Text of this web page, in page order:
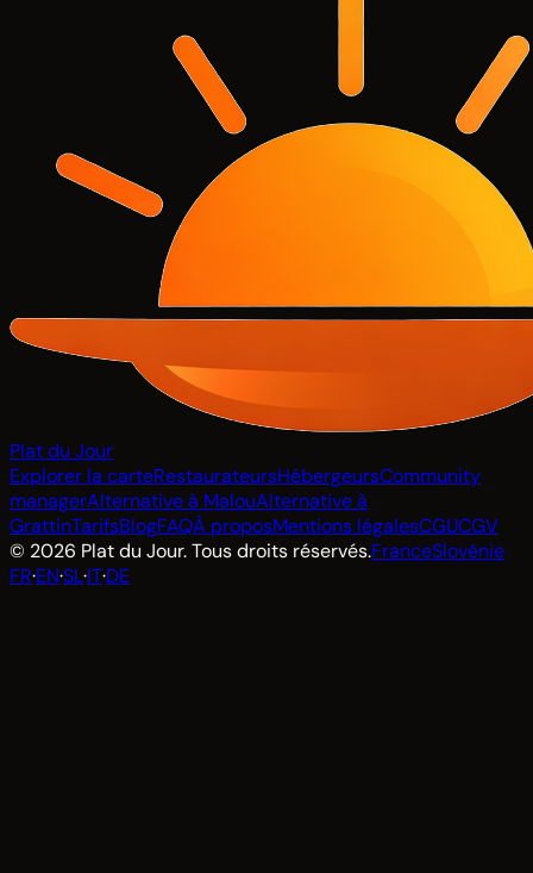
Plat du Jour
Explorer la carteRestaurateursHébergeursCommunity
managerAlternative à MalouAlternative à
GrattinTarifsBlogFAQÀ proposMentions légalesCGUCGV
© 2026 Plat du Jour. Tous droits réservés.FranceSlovénie
FR·EN·SL·IT·DE